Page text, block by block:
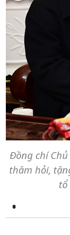
Đồng chí
thăm hỏi,
tổ